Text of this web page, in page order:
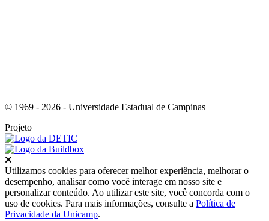
© 1969 - 2026 - Universidade Estadual de Campinas
Projeto
Utilizamos cookies para oferecer melhor experiência, melhorar o
desempenho, analisar como você interage em nosso site e
personalizar conteúdo. Ao utilizar este site, você concorda com o
uso de cookies. Para mais informações, consulte a Política de
Privacidade da Unicamp.